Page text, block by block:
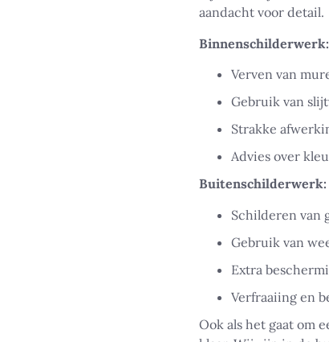
aandacht voor detail.
Binnenschilderwerk:
Verven van
Gebruik van
Strakke
Advies over
Buitenschilderwerk:
Schilderen van
Gebruik van
Extra
Verfraaiing en
Ook als het gaat om